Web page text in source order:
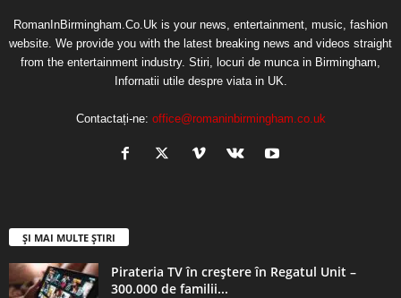
RomanInBirmingham.Co.Uk is your news, entertainment, music, fashion
website. We provide you with the latest breaking news and videos straight
from the entertainment industry. Stiri, locuri de munca in Birmingham,
Infornatii utile despre viata in UK.
Contactați-ne: office@romaninbirmingham.co.uk
ȘI MAI MULTE ȘTIRI
Pirateria TV în creștere în Regatul Unit –
300.000 de familii...